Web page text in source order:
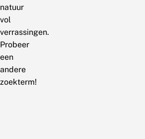
natuur
vol
verrassingen.
Probeer
een
andere
zoekterm!